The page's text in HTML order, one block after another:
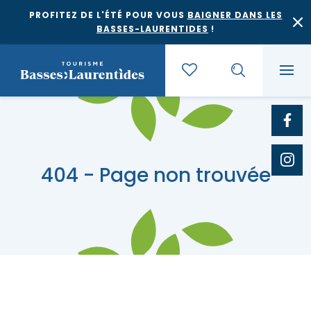
PROFITEZ DE L'ÉTÉ POUR VOUS BAIGNER DANS LES
BASSES-LAURENTIDES !
Agrotourisme et saveurs régionales
Festivals et événements
Où dormir
Bases de plein air
404 - Page non trouvée